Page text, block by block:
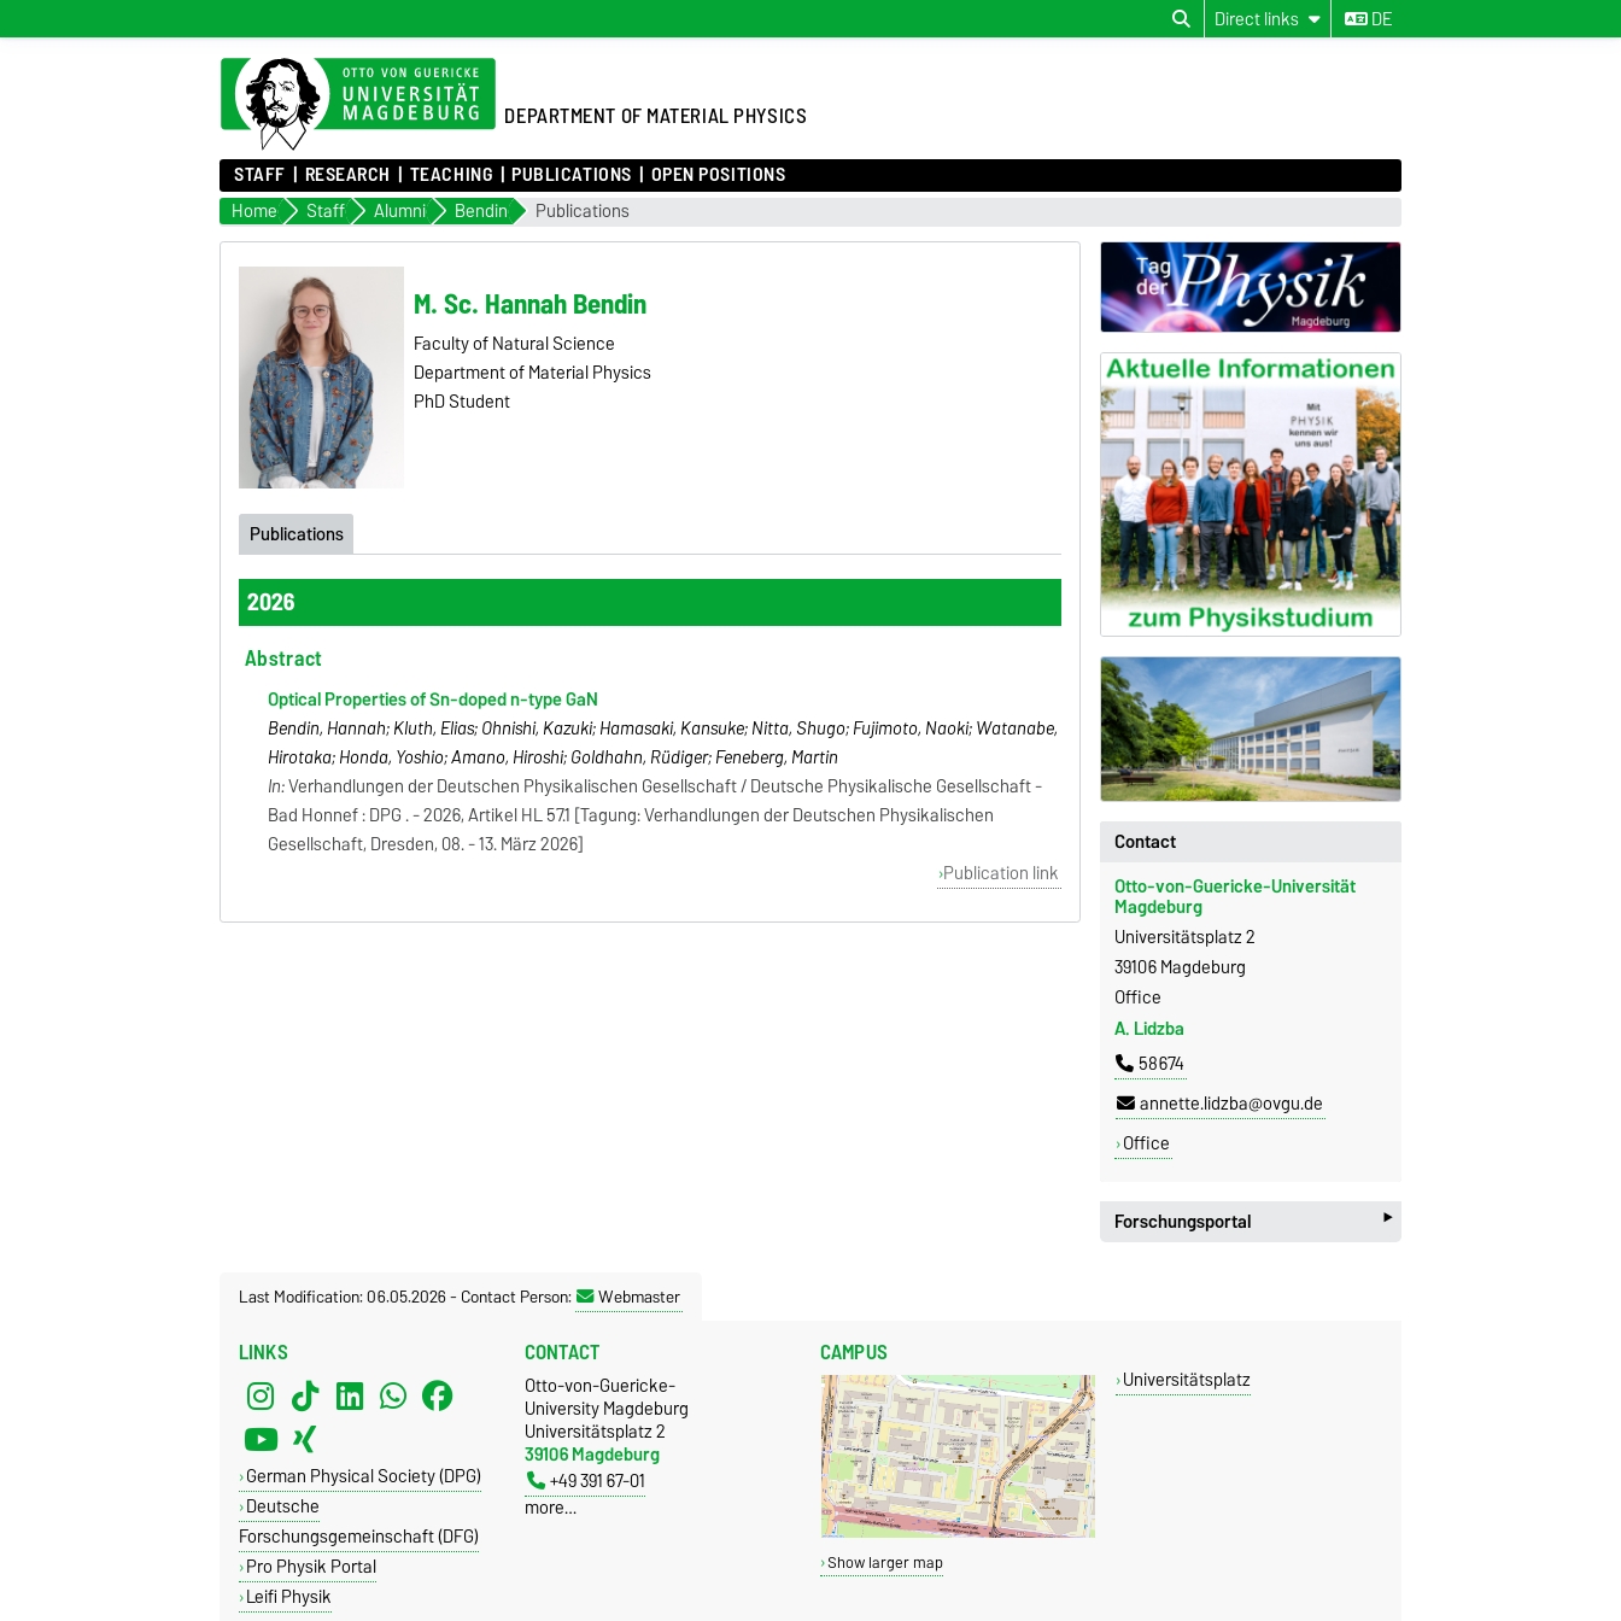
Direct links DE
DEPARTMENT OF MATERIAL PHYSICS
STAFF RESEARCH TEACHING PUBLICATIONS OPEN POSITIONS
Home Staff Alumni Bendin Publications
M. Sc. Hannah Bendin
Faculty of Natural Science
Department of Material Physics
PhD Student
Publications
2026
Abstract
Optical Properties of Sn-doped n-type GaN
Bendin, Hannah; Kluth, Elias; Ohnishi, Kazuki; Hamasaki, Kansuke; Nitta, Shugo; Fujimoto, Naoki; Watanabe,
Hirotaka; Honda, Yoshio; Amano, Hiroshi; Goldhahn, Rüdiger; Feneberg, Martin
In:Verhandlungen der Deutschen Physikalischen Gesellschaft / Deutsche Physikalische Gesellschaft -
Bad Honnef : DPG . - 2026, Artikel HL 57.1 [Tagung: Verhandlungen der Deutschen Physikalischen
Gesellschaft, Dresden, 08. - 13. März 2026]
Publication link
Contact
Otto-von-Guericke-Universität
Magdeburg
Universitätsplatz 2
39106 Magdeburg
Office
A. Lidzba
58674
annette.lidzba@ovgu.de
Office
Forschungsportal ‣
Last Modification: 06.05.2026-Contact Person: Webmaster
LINKS
German Physical Society (DPG)
Deutsche
Forschungsgemeinschaft (DFG)
Pro Physik Portal
Leifi Physik
CONTACT
Otto-von-Guericke-
University Magdeburg
Universitätsplatz 2
39106 Magdeburg
+49 391 67-01
more…
CAMPUS
Show larger map
Universitätsplatz